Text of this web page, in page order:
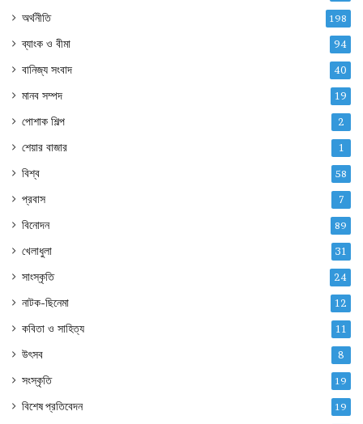
অর্থনীতি 198
ব্যাংক ও বীমা 94
বানিজ্য সংবাদ 40
মানব সম্পদ 19
পোশাক শিল্প 2
শেয়ার বাজার 1
বিশ্ব 58
প্রবাস 7
বিনোদন 89
খেলাধুলা 31
সাংস্কৃতি 24
নাটক-ছিনেমা 12
কবিতা ও সাহিত্য 11
উৎসব 8
সংস্কৃতি 19
বিশেষ প্রতিবেদন 19